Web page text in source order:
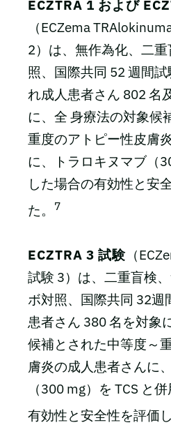
ECZTRA 1 および
（ECZema
2）は、無作為化、二
照、国際共同 52 週間
れ成人患者さん 802 名
に、全 身療法の対象候
重度のアトピー性皮膚
に、トラロキヌマブ（
した場合の有効性と安
た。
7
ECZTRA 3 試験 （
試験 3）は、二重盲検
ボ対照、国際共同 32週
患者さん 380 名を対象
候補とされた中等度～
膚炎の成人患者さんに
（300 mg）を TCS と
有効性と安全性を評価し